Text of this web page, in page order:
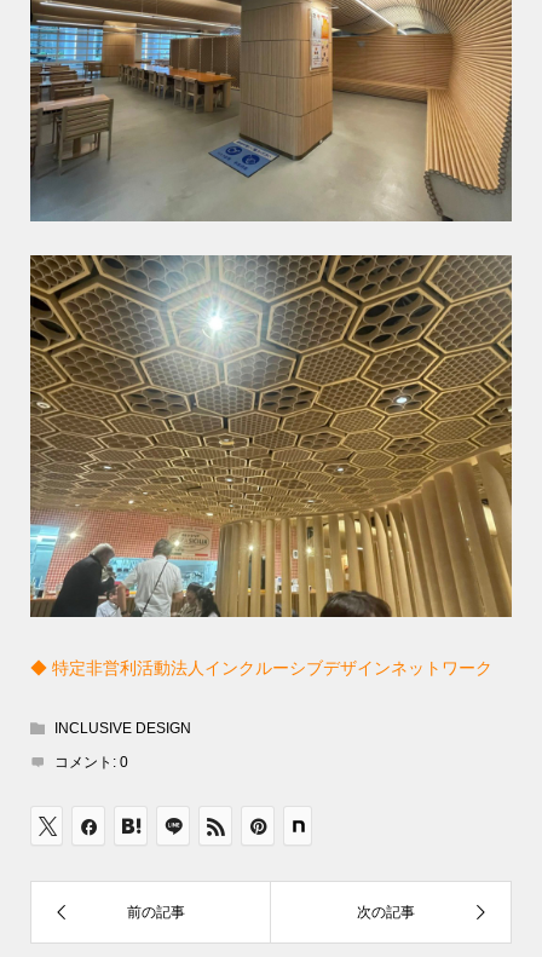
◆ 特定非営利活動法人インクルーシブデザインネットワーク
INCLUSIVE DESIGN
コメント: 0